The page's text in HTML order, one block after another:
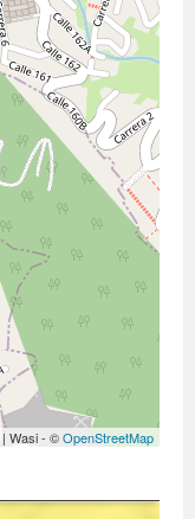
| Wasi - ©OpenStreetMap